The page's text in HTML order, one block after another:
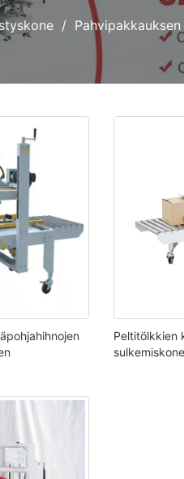
Peltitölkkien